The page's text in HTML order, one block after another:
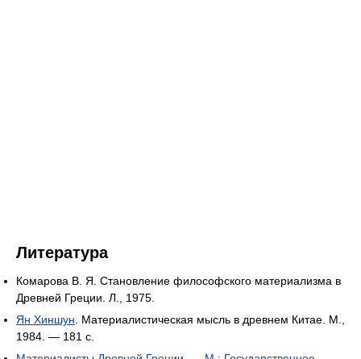
Литература
Комарова В. Я. Становление философского материализма в
Древней Греции. Л., 1975.
Ян Хиншун . Материалистическая мысль в древнем Китае. М.,
1984. — 181 с.